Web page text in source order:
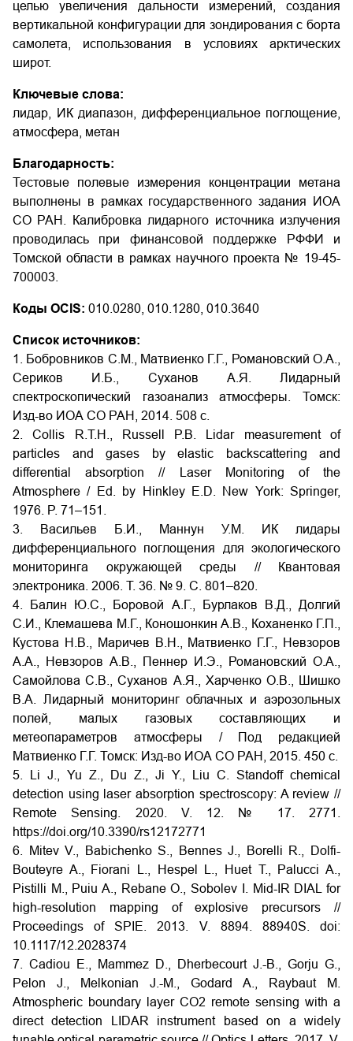
целью увеличения дальности измерений, создания
вертикальной конфигурации для зондирования с борта
самолета, использования в условиях арктических
широт.
Ключевые слова:
лидар, ИК диапазон, дифференциальное поглощение,
атмосфера, метан
Благодарность:
Тестовые полевые измерения концентрации метана
выполнены в рамках государственного задания ИОА
СО РАН. Калибровка лидарного источника излучения
проводилась при финансовой поддержке РФФИ и
Томской области в рамках научного проекта № 19-45-
700003.
Коды OCIS: 010.0280, 010.1280, 010.3640
Список источников:
1. Бобровников С.М., Матвиенко Г.Г., Романовский О.А.,
Сериков И.Б., Суханов А.Я. Лидарный
спектроскопический газоанализ атмосферы. Томск:
Изд-во ИОА СО РАН, 2014. 508 с.
2. Collis R.T.H., Russell P.B. Lidar measurement of
particles and gases by elastic backscattering and
differential absorption // Laser Monitoring of the
Atmosphere / Ed. by Hinkley E.D. New York: Springer,
1976. P. 71–151.
3. Васильев Б.И., Маннун У.М. ИК лидары
дифференциального поглощения для экологического
мониторинга окружающей среды // Квантовая
электроника. 2006. Т. 36. № 9. С. 801–820.
4. Балин Ю.С., Боровой А.Г., Бурлаков В.Д., Долгий
С.И., Клемашева М.Г., Коношонкин А.В., Коханенко Г.П.,
Кустова Н.В., Маричев В.Н., Матвиенко Г.Г., Невзоров
А.А., Невзоров А.В., Пеннер И.Э., Романовский О.А.,
Самойлова С.В., Суханов А.Я., Харченко О.В., Шишко
В.А. Лидарный мониторинг облачных и аэрозольных
полей, малых газовых составляющих и
метеопараметров атмосферы / Под редакцией
Матвиенко Г.Г. Томск: Изд-во ИОА СО РАН, 2015. 450 с.
5. Li J., Yu Z., Du Z., Ji Y., Liu C. Standoff chemical
detection using laser absorption spectroscopy: A review //
Remote Sensing. 2020. V. 12. № 17. 2771.
https://doi.org/10.3390/rs12172771
6. Mitev V., Babichenko S., Bennes J., Borelli R., Dolfi-
Bouteyre A., Fiorani L., Hespel L., Huet T., Palucci A.,
Pistilli M., Puiu A., Rebane O., Sobolev I. Mid-IR DIAL for
high-resolution mapping of explosive precursors //
Proceedings of SPIE. 2013. V. 8894. 88940S. doi:
10.1117/12.2028374
7. Cadiou E., Mammez D., Dherbecourt J.-B., Gorju G.,
Pelon J., Melkonian J.-M., Godard A., Raybaut M.
Atmospheric boundary layer CO2 remote sensing with a
direct detection LIDAR instrument based on a widely